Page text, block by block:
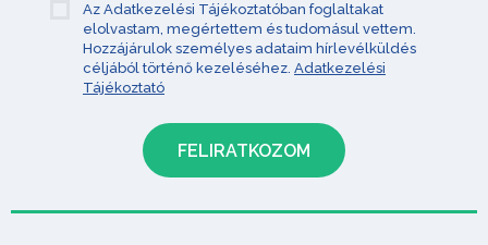
Az Adatkezelési Tájékoztatóban foglaltakat
elolvastam, megértettem és tudomásul vettem.
Hozzájárulok személyes adataim hírlevélküldés
céljából történő kezeléséhez. Adatkezelési
Tájékoztató